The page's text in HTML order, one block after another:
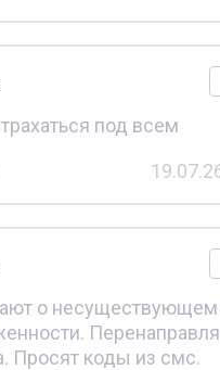
под всем
о несуществующем
Просят коды из смс.